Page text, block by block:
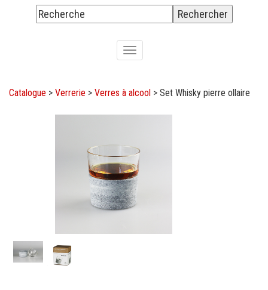
Toggle
navigation
Catalogue > Verrerie > Verres à alcool > Set Whisky pierre ollaire